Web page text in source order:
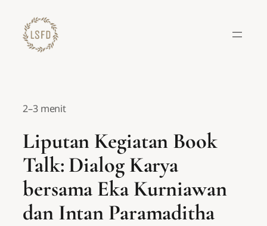
konten
2–3 menit
Liputan Kegiatan Book
Talk: Dialog Karya
bersama Eka Kurniawan
dan Intan Paramaditha